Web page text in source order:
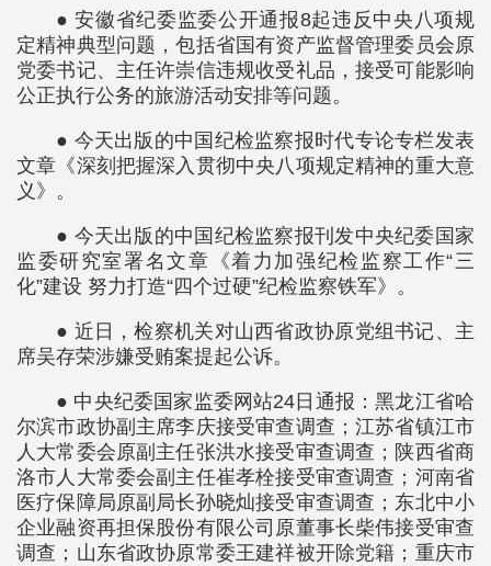
● 安徽省纪委监委公开通报8起违反中央八项规
定精神典型问题，包括省国有资产监督管理委员会原
党委书记、主任许崇信违规收受礼品，接受可能影响
公正执行公务的旅游活动安排等问题。
● 今天出版的中国纪检监察报时代专论专栏发表
文章《深刻把握深入贯彻中央八项规定精神的重大意
义》。
● 今天出版的中国纪检监察报刊发中央纪委国家
监委研究室署名文章《着力加强纪检监察工作“三
化”建设 努力打造“四个过硬”纪检监察铁军》。
● 近日，检察机关对山西省政协原党组书记、主
席吴存荣涉嫌受贿案提起公诉。
● 中央纪委国家监委网站24日通报：黑龙江省哈
尔滨市政协副主席李庆接受审查调查；江苏省镇江市
人大常委会原副主任张洪水接受审查调查；陕西省商
洛市人大常委会副主任崔孝栓接受审查调查；河南省
医疗保障局原副局长孙晓灿接受审查调查；东北中小
企业融资再担保股份有限公司原董事长柴伟接受审查
调查；山东省政协原常委王建祥被开除党籍；重庆市